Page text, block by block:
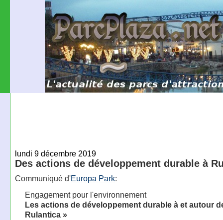
lundi 9 décembre 2019
Des actions de développement durable à
Communiqué d'Europa Park:
Engagement pour l'environnement
Les actions de développement durable à et autour
Rulantica »